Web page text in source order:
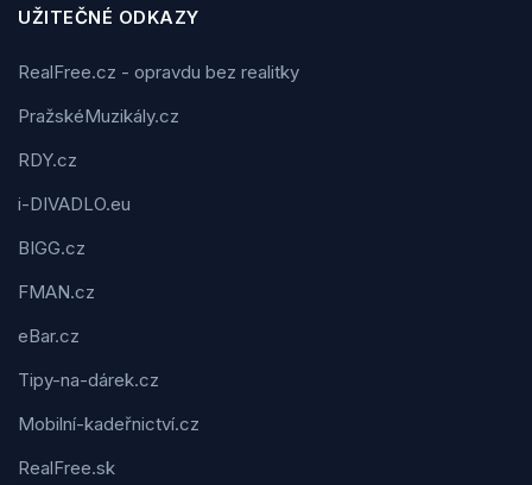
UŽITEČNÉ ODKAZY
RealFree.cz - opravdu bez realitky
PražskéMuzikály.cz
RDY.cz
i-DIVADLO.eu
BIGG.cz
FMAN.cz
eBar.cz
Tipy-na-dárek.cz
Mobilní-kadeřnictví.cz
RealFree.sk